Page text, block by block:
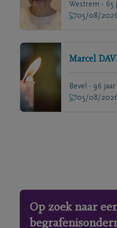
Westrem - 65
05/08/
Marcel
Bevel - 96 jaar
05/08/
Op zoek naar